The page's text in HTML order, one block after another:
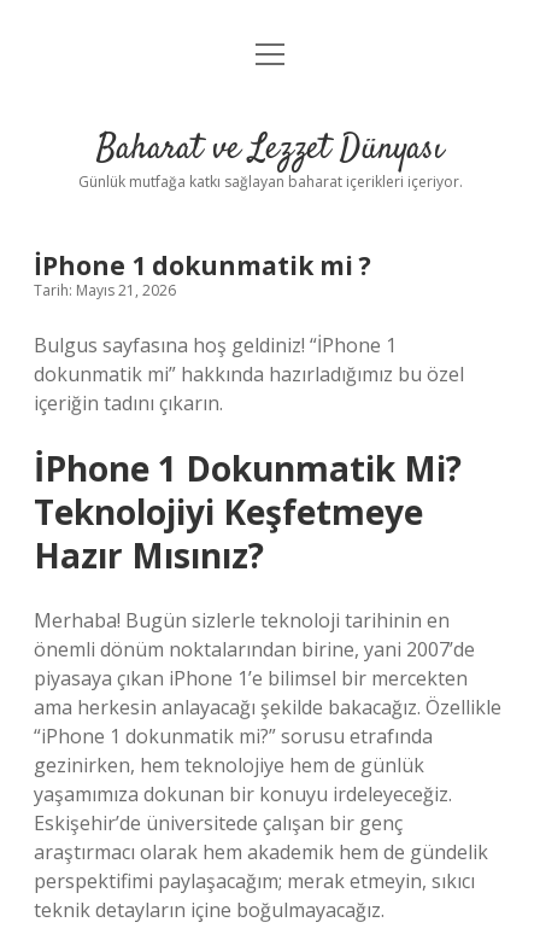
Anasayfa
Yasal Uyarı
menüyü
Baharat ve Lezzet Dünyası
Günlük mutfağa katkı sağlayan baharat içerikleri içeriyor.
İPhone 1 dokunmatik mi ?
Tarih: Mayıs 21, 2026
Bulgus sayfasına hoş geldiniz! “İPhone 1
dokunmatik mi” hakkında hazırladığımız bu özel
içeriğin tadını çıkarın.
İPhone 1 Dokunmatik Mi?
Teknolojiyi Keşfetmeye
Hazır Mısınız?
Merhaba! Bugün sizlerle teknoloji tarihinin en
önemli dönüm noktalarından birine, yani 2007’de
piyasaya çıkan iPhone 1’e bilimsel bir mercekten
ama herkesin anlayacağı şekilde bakacağız. Özellikle
“iPhone 1 dokunmatik mi?” sorusu etrafında
gezinirken, hem teknolojiye hem de günlük
yaşamımıza dokunan bir konuyu irdeleyeceğiz.
Eskişehir’de üniversitede çalışan bir genç
araştırmacı olarak hem akademik hem de gündelik
perspektifimi paylaşacağım; merak etmeyin, sıkıcı
teknik detayların içine boğulmayacağız.